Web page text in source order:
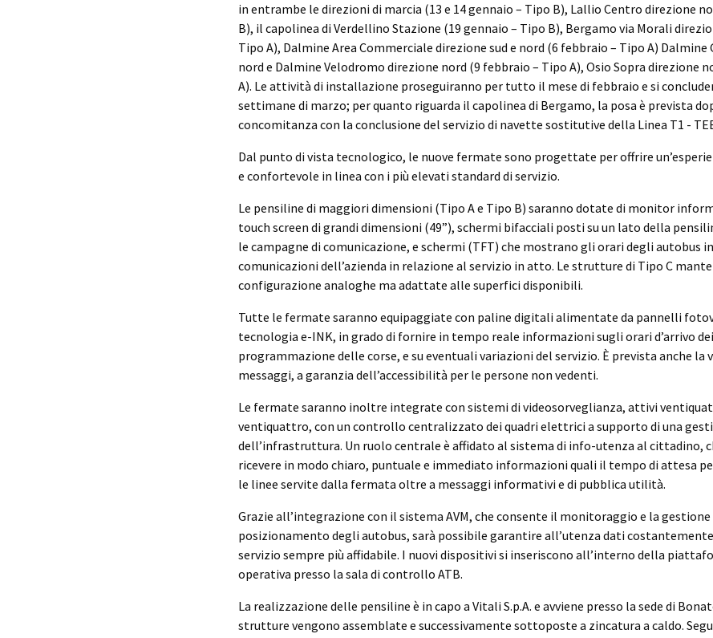
in entrambe le direzioni di marcia (13 e 14 gennaio – Tipo B), Lallio Centro direzione
B), il capolinea di Verdellino Stazione (19 gennaio – Tipo B), Bergamo via Morali
Tipo A), Dalmine Area Commerciale direzione sud e nord (6 febbraio – Tipo A) Dalmine
nord e Dalmine Velodromo direzione nord (9 febbraio – Tipo A), Osio Sopra direzione
A). Le attività di installazione proseguiranno per tutto il mese di febbraio e si
settimane di marzo; per quanto riguarda il capolinea di Bergamo, la posa è prevista
concomitanza con la conclusione del servizio di navette sostitutive della Linea T1 -
Dal punto di vista tecnologico, le nuove fermate sono progettate per offrire
e confortevole in linea con i più elevati standard di servizio.
Le pensiline di maggiori dimensioni (Tipo A e Tipo B) saranno dotate di monitor
touch screen di grandi dimensioni (49”), schermi bifacciali posti su un lato della
le campagne di comunicazione, e schermi (TFT) che mostrano gli orari degli autobus
comunicazioni dell’azienda in relazione al servizio in atto. Le strutture di Tipo C
configurazione analoghe ma adattate alle superfici disponibili.
Tutte le fermate saranno equipaggiate con paline digitali alimentate da pannelli
tecnologia e-INK, in grado di fornire in tempo reale informazioni sugli orari d’arrivo
programmazione delle corse, e su eventuali variazioni del servizio. È prevista anche la
messaggi, a garanzia dell’accessibilità per le persone non vedenti.
Le fermate saranno inoltre integrate con sistemi di videosorveglianza, attivi
ventiquattro, con un controllo centralizzato dei quadri elettrici a supporto di una
dell’infrastruttura. Un ruolo centrale è affidato al sistema di info-utenza al cittadino,
ricevere in modo chiaro, puntuale e immediato informazioni quali il tempo di attesa
le linee servite dalla fermata oltre a messaggi informativi e di pubblica utilità.
Grazie all’integrazione con il sistema AVM, che consente il monitoraggio e la
posizionamento degli autobus, sarà possibile garantire all’utenza dati
servizio sempre più affidabile. I nuovi dispositivi si inseriscono all’interno della
operativa presso la sala di controllo ATB.
La realizzazione delle pensiline è in capo a Vitali S.p.A. e avviene presso la sede di
strutture vengono assemblate e successivamente sottoposte a zincatura a caldo.